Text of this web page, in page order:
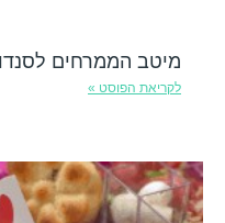
מיטב הממרחים
לקריאת הפוסט »